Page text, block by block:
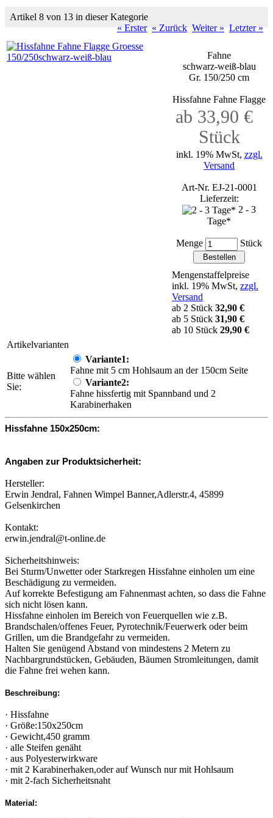
Artikel 8 von 13 in dieser Kategorie
« Erster « Zurück Weiter » Letzter »
Fahne
schwarz-weiß-blau
Gr. 150/250 cm
Hissfahne Fahne Flagge
ab 33,90 €
Stück
inkl. 19% MwSt, zzgl.
Versand
Art-Nr. EJ-21-0001
Lieferzeit:
2 - 3
Tage*
Menge Stück
Mengenstaffelpreise
inkl. 19% MwSt, zzgl.
Versand
ab 2 Stück 32,90 €
ab 5 Stück 31,90 €
ab 10 Stück 29,90 €
Artikelvarianten
Bitte wählen
Sie:
Variante1:
Fahne mit 5 cm Hohlsaum an der 150cm Seite
Variante2:
Fahne hissfertig mit Spannband und 2
Karabinerhaken
Hissfahne 150x250cm:
Angaben zur Produktsicherheit:
Hersteller:
Erwin Jendral, Fahnen Wimpel Banner,Adlerstr.4, 45899
Gelsenkirchen
Kontakt:
erwin.jendral@t-online.de
Sicherheitshinweis:
Bei Sturm/Unwetter oder Starkregen Hissfahne einholen um eine
Beschädigung zu vermeiden.
Auf korrekte Befestigung am Fahnenmast achten, so dass die Fahne
sich nicht lösen kann.
Hissfahne einholen im Bereich von Feuerquellen wie z.B.
Brandschalen/offenes Feuer, Pyrotechnik/Feuerwerk oder beim
Grillen, um die Brandgefahr zu vermeiden.
Halten Sie genügend Abstand von mindestens 2 Metern zu
Nachbargrundstücken, Gebäuden, Bäumen Stromleitungen, damit
die Fahne frei wehen kann.
Beschreibung:
· Hissfahne
· Größe:150x250cm
· Gewicht,450 gramm
· alle Steifen genäht
· aus Polyesterwirkware
· mit 2 Karabinerhaken,oder auf Wunsch nur mit Hohlsaum
· mit 2-fach Sicherheitsnaht
Material: